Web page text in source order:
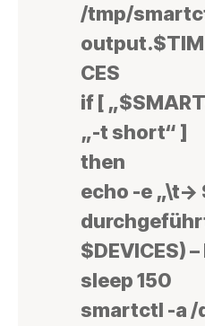
/tmp/
CES
if [
„-t short“ ]
then
echo -e „\t-
$DEVICES)
sleep 150
smartctl -a /